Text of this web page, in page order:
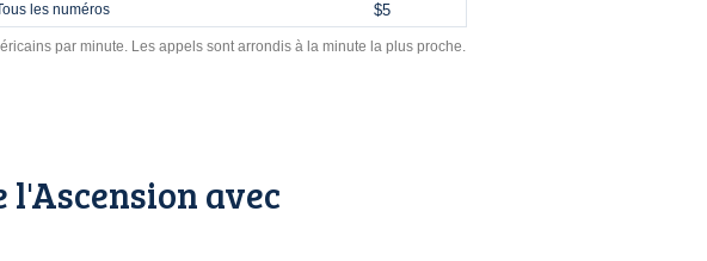
les numéros $5
par minute. Les appels sont arrondis à la minute la plus proche.
l'Ascension avec